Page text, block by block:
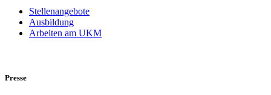
Stellenangebote
Ausbildung
Arbeiten am UKM
Presse